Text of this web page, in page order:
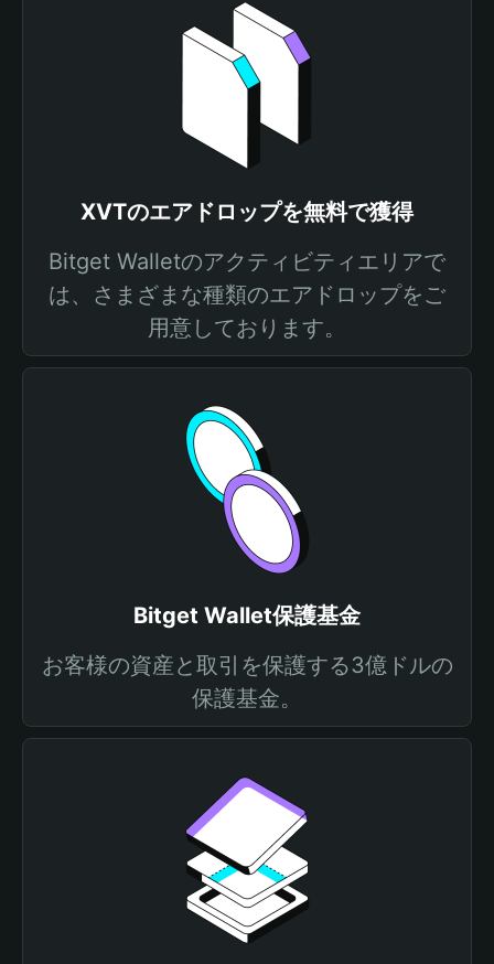
XVTのエアドロップを無料で獲得
Bitget Walletのアクティビティエリアで
は、さまざまな種類のエアドロップをご
用意しております。
Bitget Wallet保護基金
お客様の資産と取引を保護する3億ドルの
保護基金。